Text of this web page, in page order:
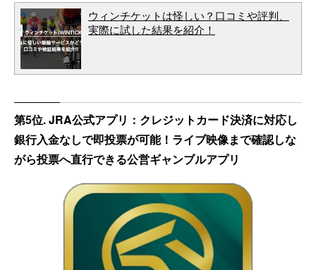
ウィンチケットは怪しい？口コミや評判、
実際に試した結果を紹介！
第5位. JRA公式アプリ：クレジットカード決済に対応し
銀行入金なしで即投票が可能！ライブ映像まで確認しな
がら投票へ直行できる公営ギャンブルアプリ